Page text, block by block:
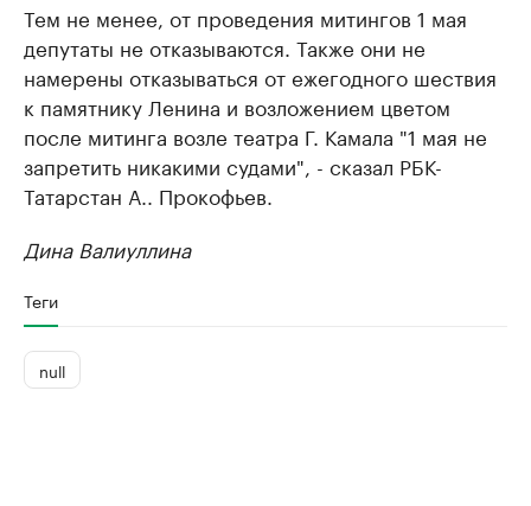
Тем не менее, от проведения митингов 1 мая
депутаты не отказываются. Также они не
намерены отказываться от ежегодного шествия
к памятнику Ленина и возложением цветом
после митинга возле театра Г. Камала "1 мая не
запретить никакими судами", - сказал РБК-
Татарстан А.. Прокофьев.
Дина Валиуллина
Теги
null